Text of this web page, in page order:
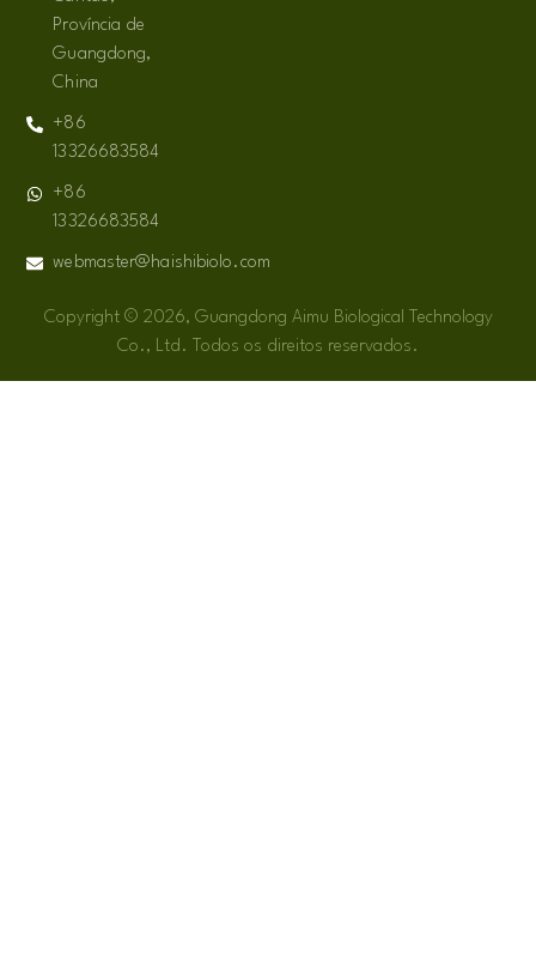
Província de
Guangdong,
China
+86
13326683584
+86
13326683584
webmaster@haishibiolo.com
Copyright © 2026, Guangdong Aimu Biological Technology
Co., Ltd. Todos os direitos reservados.